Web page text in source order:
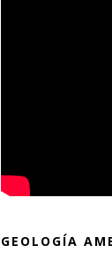
GEOLOGÍA